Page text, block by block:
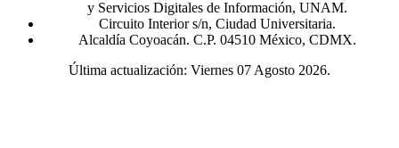
y Servicios Digitales de Información, UNAM.
Circuito Interior s/n, Ciudad Universitaria.
Alcaldía Coyoacán. C.P. 04510 México, CDMX.
Última actualización: Viernes 07 Agosto 2026.